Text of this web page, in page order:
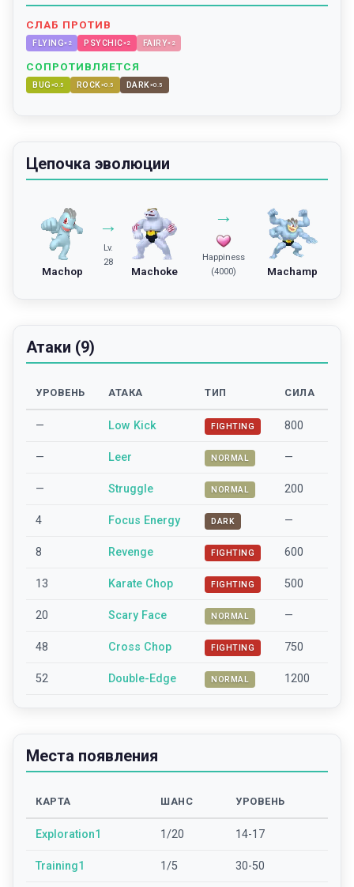
СЛАБ ПРОТИВ
FLYING× 2 PSYCHIC×2 FAIRY× 2
СОПРОТИВЛЯЕТСЯ
BUG ×0.5 ROCK×0.5 DARK×0.5
Цепочка эволюции
Machop
→
Lv.
28
Machoke
→
Happiness
(4000)
Machamp
Атаки (9)
УРОВЕНЬ АТАКА ТИП СИЛА
— Low Kick FIGHTING 800
— Leer NORMAL —
— Struggle NORMAL 200
4 Focus Energy DARK —
8 Revenge FIGHTING 600
13 Karate Chop FIGHTING 500
20 Scary Face NORMAL —
48 Cross Chop FIGHTING 750
52 Double-Edge NORMAL 1200
Места появления
КАРТА ШАНС УРОВЕНЬ
Exploration1 1/20 14-17
Training1 1/5 30-50